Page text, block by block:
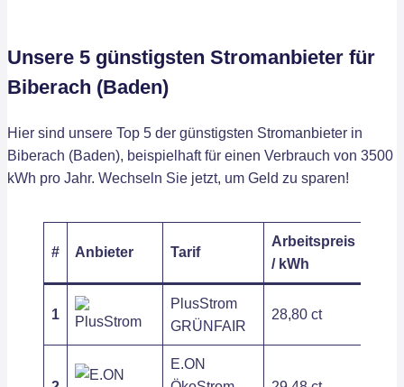
Unsere 5 günstigsten Stromanbieter für
Biberach (Baden)
Hier sind unsere Top 5 der günstigsten Stromanbieter in
Biberach (Baden), beispielhaft für einen Verbrauch von 3500
kWh pro Jahr. Wechseln Sie jetzt, um Geld zu sparen!
# Anbieter Tarif
Arbeitspreis
/ kWh
1
PlusStrom
GRÜNFAIR
28,80 ct
E.ON